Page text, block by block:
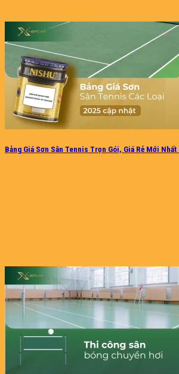
Bảng Giá Sơn Sân Tennis Trọn Gói, Giá Rẻ Mới